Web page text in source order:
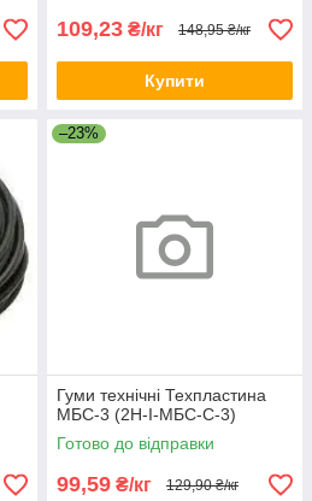
109,23 ₴/кг 148,95 ₴/кг
Купити
–23%
Гуми технічні Техпластина
МБС-3 (2Н-I-МБС-С-3)
Готово до відправки
99,59 ₴/кг 129,90 ₴/кг